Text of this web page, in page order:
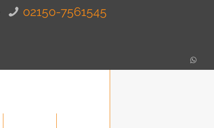
02150-7561545